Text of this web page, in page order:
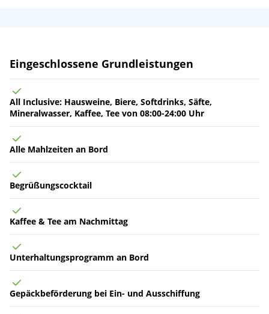
10.04.27 Köln, Deutschland
Leistungen
Eingeschlossene Grundleistungen
All Inclusive: Hausweine, Biere, Softdrinks, Säfte,
Mineralwasser, Kaffee, Tee von 08:00-24:00 Uhr
Alle Mahlzeiten an Bord
Begrüßungscocktail
Kaffee & Tee am Nachmittag
Unterhaltungsprogramm an Bord
Gepäckbeförderung bei Ein- und Ausschiffung